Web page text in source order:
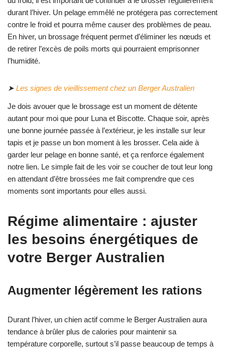
durant l’hiver. Un pelage emmêlé ne protégera pas correctement
contre le froid et pourra même causer des problèmes de peau.
En hiver, un brossage fréquent permet d’éliminer les nœuds et
de retirer l’excès de poils morts qui pourraient emprisonner
l’humidité.
➤ Les signes de vieillissement chez un Berger Australien
Je dois avouer que le brossage est un moment de détente
autant pour moi que pour Luna et Biscotte. Chaque soir, après
une bonne journée passée à l’extérieur, je les installe sur leur
tapis et je passe un bon moment à les brosser. Cela aide à
garder leur pelage en bonne santé, et ça renforce également
notre lien. Le simple fait de les voir se coucher de tout leur long
en attendant d’être brossées me fait comprendre que ces
moments sont importants pour elles aussi.
Régime alimentaire : ajuster
les besoins énergétiques de
votre Berger Australien
Augmenter légèrement les rations
Durant l’hiver, un chien actif comme le Berger Australien aura
tendance à brûler plus de calories pour maintenir sa
température corporelle, surtout s’il passe beaucoup de temps à